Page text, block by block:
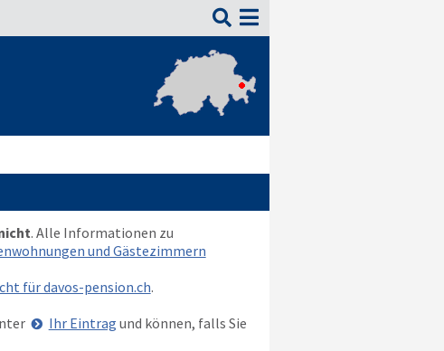

. Alle Informationen zu
und Gästezimmern
für davos-pension.ch.
Ihr Eintrag und können, falls Sie